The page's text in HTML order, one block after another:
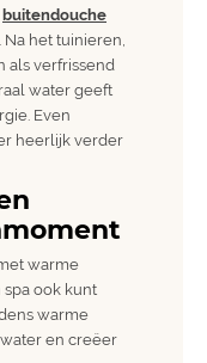
buitendouche
het tuinieren,
als verfrissend
water geeft
Even
heerlijk verder
warme
spa ook kunt
warme
en creëer